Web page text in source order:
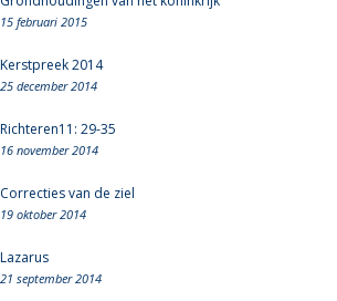
15 februari 2015
Kerstpreek 2014
25 december 2014
Richteren11: 29-35
16 november 2014
Correcties van de ziel
19 oktober 2014
Lazarus
21 september 2014